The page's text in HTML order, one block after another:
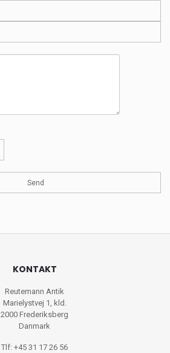
KONTAKT
Reutemann Antik
Marielystvej 1, kld.
2000 Frederiksberg
Danmark
Tlf: +45 31 17 26 56